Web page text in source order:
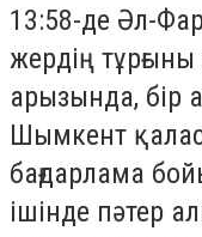
13:58-де Әл-
жердің
арызында, бір
Шымкент
бағдарлама
ішінде пәтер